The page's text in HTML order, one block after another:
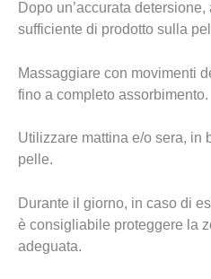
Dopo un’accurata
sufficiente di prodotto sulla
Massaggiare con movimenti
fino a completo assorbimento.
Utilizzare mattina e/o sera, in
pelle.
Durante il giorno, in caso di
è consigliabile proteggere la
adeguata.